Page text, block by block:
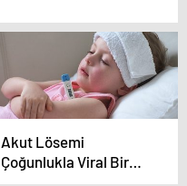
Akut Lösemi
Çoğunlukla Viral Bir
Enfeksiyon Sonrası